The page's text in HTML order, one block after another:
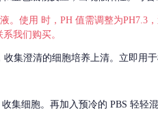
。使用 时，PH 值需调整为
我们购买。
收集澄清的细胞培养上清。立即用
收集细胞。再加入预冷的 PBS 轻